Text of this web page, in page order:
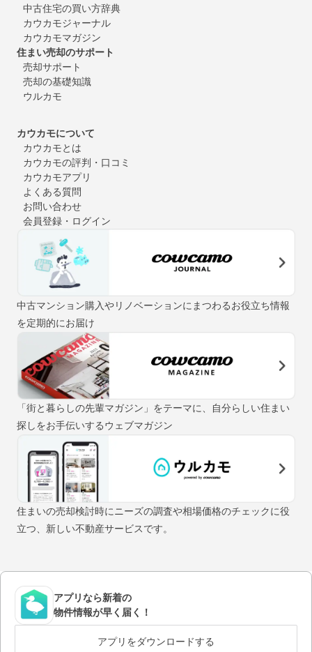
中古住宅の買い方辞典
カウカモジャーナル
カウカモマガジン
住まい売却のサポート
売却サポート
売却の基礎知識
ウルカモ
カウカモについて
カウカモとは
カウカモの評判・口コミ
カウカモアプリ
よくある質問
お問い合わせ
会員登録・ログイン
中古マンション購入やリノベーションにまつわるお役立ち情報
を定期的にお届け
「街と暮らしの先輩マガジン」をテーマに、自分らしい住まい
探しをお手伝いするウェブマガジン
住まいの売却検討時にニーズの調査や相場価格のチェックに役
立つ、新しい不動産サービスです。
アプリなら新着の
物件情報が早く届く！
アプリをダウンロードする